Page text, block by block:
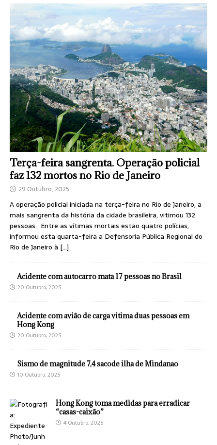
Terça-feira sangrenta. Operação policial
faz 132 mortos no Rio de Janeiro
29 Outubro, 2025
A operação policial iniciada na terça-feira no Rio de Janeiro, a
mais sangrenta da história da cidade brasileira, vitimou 132
pessoas. Entre as vítimas mortais estão quatro polícias,
informou esta quarta-feira a Defensoria Pública Regional do
Rio de Janeiro à […]
Acidente com autocarro mata 17 pessoas no Brasil
20 Outubro, 2025
Acidente com avião de carga vitima duas pessoas em
Hong Kong
20 Outubro, 2025
Sismo de magnitude 7,4 sacode ilha de Mindanao
10 Outubro, 2025
Hong Kong toma medidas para erradicar
“casas-caixão”
4 Outubro, 2025